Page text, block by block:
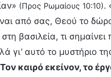
(Προς Ρωμαίους 10:10).
από σας, Θεού το
βασιλεία, τι
γι’ αυτό το μυστήριο
Τον καιρό εκείνον, το